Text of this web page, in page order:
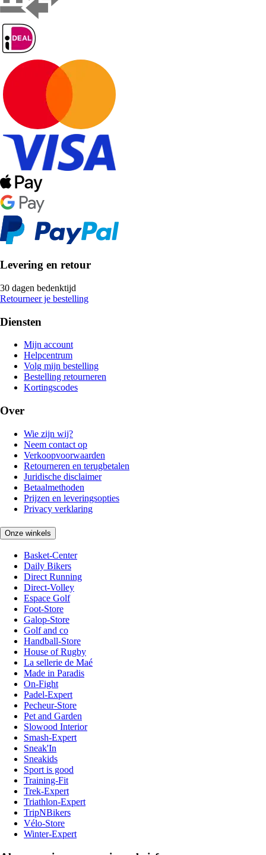
Levering en retour
30 dagen bedenktijd
Retourneer je bestelling
Diensten
Mijn account
Helpcentrum
Volg mijn bestelling
Bestelling retourneren
Kortingscodes
Over
Wie zijn wij?
Neem contact op
Verkoopvoorwaarden
Retourneren en terugbetalen
Juridische disclaimer
Betaalmethoden
Prijzen en leveringsopties
Privacy verklaring
Onze winkels
Basket-Center
Daily Bikers
Direct Running
Direct-Volley
Espace Golf
Foot-Store
Galop-Store
Golf and co
Handball-Store
House of Rugby
La sellerie de Maé
Made in Paradis
On-Fight
Padel-Expert
Pecheur-Store
Pet and Garden
Slowood Interior
Smash-Expert
Sneak'In
Sneakids
Sport is good
Training-Fit
Trek-Expert
Triathlon-Expert
TripNBikers
Vélo-Store
Winter-Expert